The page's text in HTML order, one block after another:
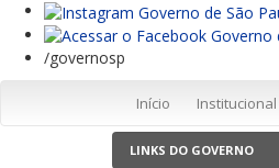
/governosp
Início Institucional